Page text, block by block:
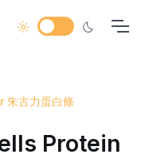
朱古力蛋白條
Protein